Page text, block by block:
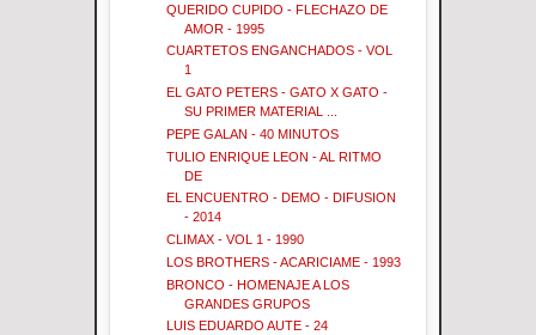
QUERIDO CUPIDO - FLECHAZO DE
AMOR - 1995
CUARTETOS ENGANCHADOS - VOL
1
EL GATO PETERS - GATO X GATO -
SU PRIMER MATERIAL ...
PEPE GALAN - 40 MINUTOS
TULIO ENRIQUE LEON - AL RITMO
DE
EL ENCUENTRO - DEMO - DIFUSION
- 2014
CLIMAX - VOL 1 - 1990
LOS BROTHERS - ACARICIAME - 1993
BRONCO - HOMENAJE A LOS
GRANDES GRUPOS
LUIS EDUARDO AUTE - 24